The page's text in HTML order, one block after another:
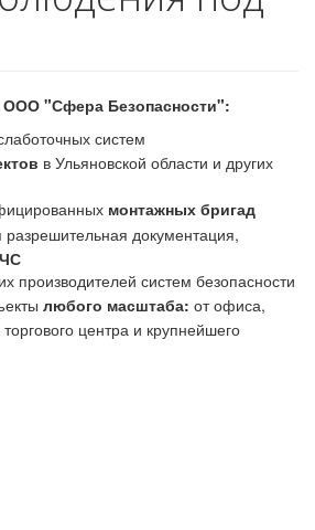
"Сфера Безопасности":
систем
в Ульяновской области и других
монтажных бригад
документация,
производителей систем безопасности
любого масштаба: от офиса,
центра и крупнейшего